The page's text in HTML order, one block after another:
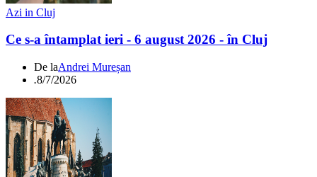
Azi in Cluj
Ce s-a întamplat ieri - 6 august 2026 - în Cluj
De laAndrei Mureșan
.8/7/2026